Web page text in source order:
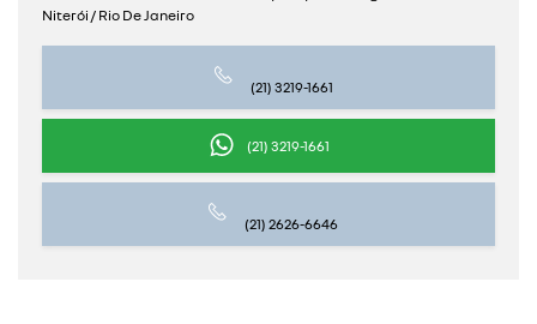
Niterói / Rio De Janeiro
(21) 3219-1661
(21) 3219-1661
(21) 2626-6646